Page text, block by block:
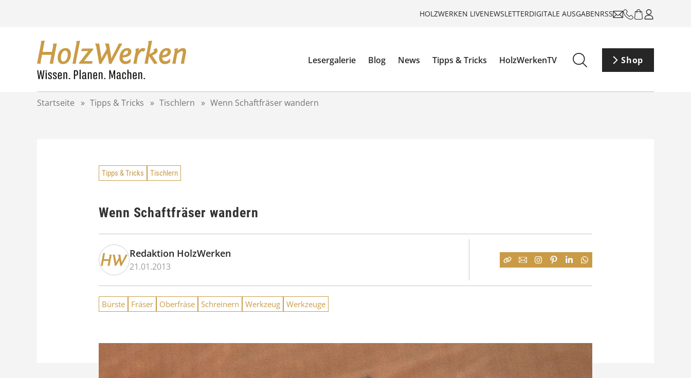
HOLZWERKEN LIVENEWSLETTERDIGITALE AUSGABENRSS
Lesergalerie Blog News Tipps & Tricks HolzWerkenTV Shop
Startseite » Tipps & Tricks » Tischlern » Wenn Schaftfräser wandern
Tipps & Tricks Tischlern
Wenn Schaftfräser wandern
Redaktion HolzWerken
21.01.2013
Bürste Fräser Oberfräse Schreinern Werkzeug Werkzeuge